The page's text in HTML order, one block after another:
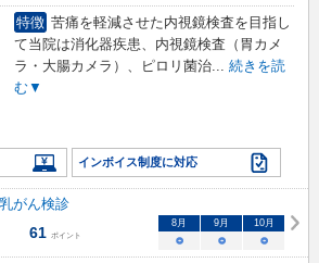
特徴 苦痛を軽減させた内視鏡検査を目指し
て当院は消化器疾患、内視鏡検査（胃カメ
ラ・大腸カメラ）、ピロリ菌治... 続きを読
む▼
インボイス制度に対応
がん検診
61 ポイント
8月 9月 10月
○ ○ ○